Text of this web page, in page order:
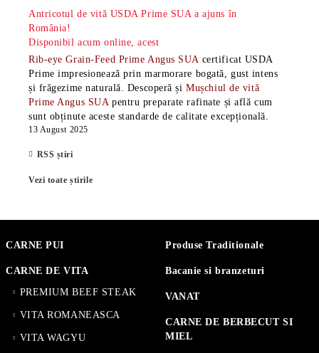
Antricotul de vită USDA Prime SUA a ajuns în
România!
Disponibil acum online, acest
Rib-eye Grain-Feed Prime Angus SUA certificat USDA
Prime impresionează prin marmorare bogată, gust intens
și frăgezime naturală. Descoperă șiMușchiul de vită
Prime Angus SUA pentru preparate rafinate și află cum
sunt obținute aceste standarde de calitate excepțională.
13 August 2025
RSS știri
Vezi toate știrile
CARNE PUI
CARNE DE VITA
PREMIUM BEEF STEAK
VITA ROMANEASCA
VITA WAGYU
Produse Traditionale
Bacanie si branzeturi
VANAT
CARNE DE BERBECUT SI
MIEL